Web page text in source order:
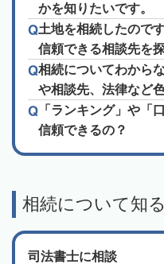
かを知りたいです。
土地を相続したので
信頼できる相談先を
相続についてわから
や相談先、法律など
「ランキング」や「
信頼できるの？
相続について知る
司法書士に相談